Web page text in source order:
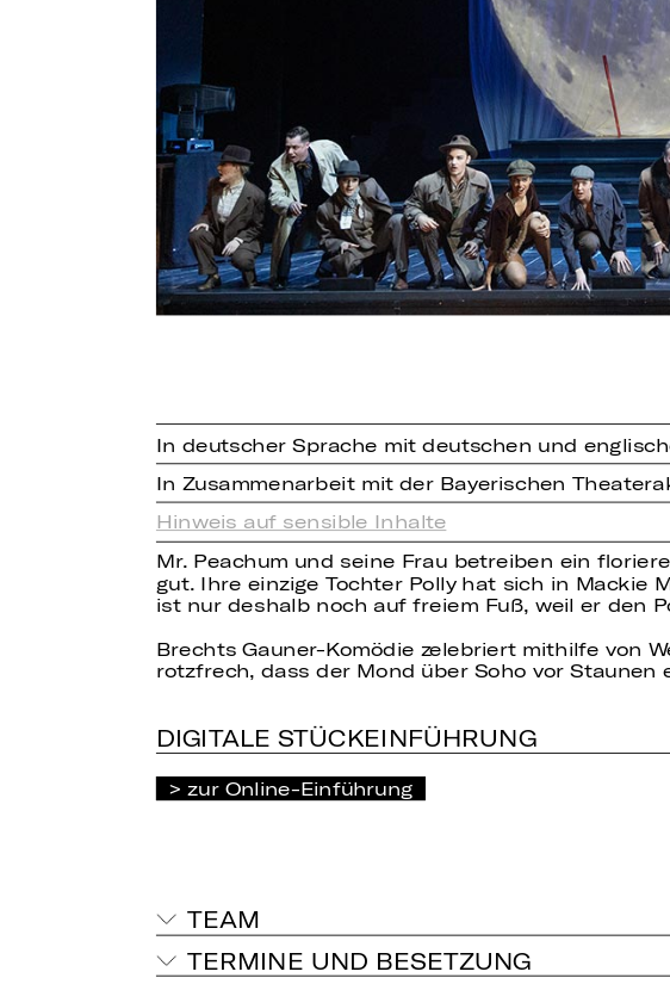
In deutscher Sprache mit deutschen und
In Zusammenarbeit mit der Bayerischen
Hinweis auf sensible Inhalte
Mr. Peachum und seine Frau betreiben ein
gut. Ihre einzige Tochter Polly hat sich in Mackie
ist nur deshalb noch auf freiem Fuß, weil er den
Brechts Gauner-Komödie zelebriert mithilfe von
rotzfrech, dass der Mond über Soho vor Staunen
DIGITALE STÜCKEINFÜHRUNG
zur Online-Einführung
TEAM
TERMINE UND BESETZUNG